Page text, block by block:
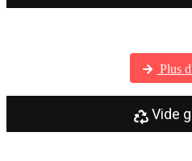
Plus
Vide